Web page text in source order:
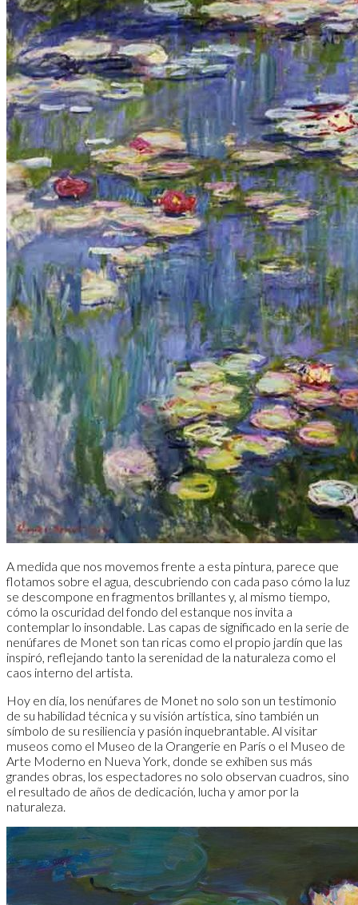
A medida que nos movemos frente a esta pintura, parece que
flotamos sobre el agua, descubriendo con cada paso cómo la luz
se descompone en fragmentos brillantes y, al mismo tiempo,
cómo la oscuridad del fondo del estanque nos invita a
contemplar lo insondable. Las capas de significado en la serie de
nenúfares de Monet son tan ricas como el propio jardín que las
inspiró, reflejando tanto la serenidad de la naturaleza como el
caos interno del artista.
Hoy en día, los nenúfares de Monet no solo son un testimonio
de su habilidad técnica y su visión artística, sino también un
símbolo de su resiliencia y pasión inquebrantable. Al visitar
museos como el Museo de la Orangerie en París o el Museo de
Arte Moderno en Nueva York, donde se exhiben sus más
grandes obras, los espectadores no solo observan cuadros, sino
el resultado de años de dedicación, lucha y amor por la
naturaleza.